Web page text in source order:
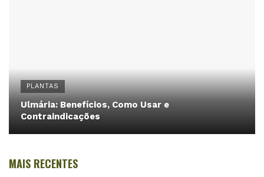
PLANTAS
Ulmária: Benefícios, Como Usar e
Contraindicações
MAIS RECENTES